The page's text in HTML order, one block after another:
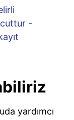
-
yardımcı